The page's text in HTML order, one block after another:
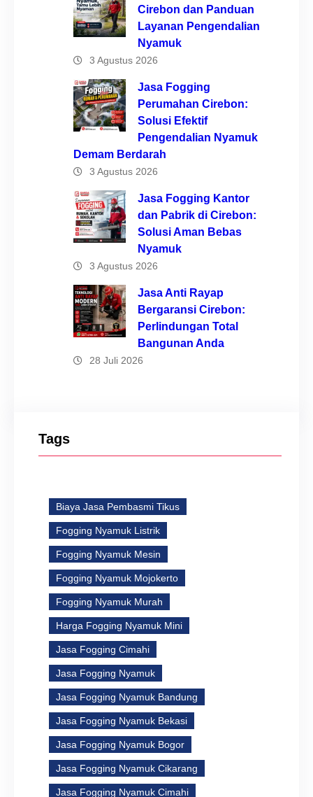
Cirebon dan Panduan
Layanan Pengendalian
Nyamuk
3 Agustus 2026
Jasa Fogging
Perumahan Cirebon:
Solusi Efektif
Pengendalian Nyamuk
Demam Berdarah
3 Agustus 2026
Jasa Fogging Kantor
dan Pabrik di Cirebon:
Solusi Aman Bebas
Nyamuk
3 Agustus 2026
Jasa Anti Rayap
Bergaransi Cirebon:
Perlindungan Total
Bangunan Anda
28 Juli 2026
Tags
Biaya Jasa Pembasmi Tikus
Fogging Nyamuk Listrik
Fogging Nyamuk Mesin
Fogging Nyamuk Mojokerto
Fogging Nyamuk Murah
Harga Fogging Nyamuk Mini
Jasa Fogging Cimahi
Jasa Fogging Nyamuk
Jasa Fogging Nyamuk Bandung
Jasa Fogging Nyamuk Bekasi
Jasa Fogging Nyamuk Bogor
Jasa Fogging Nyamuk Cikarang
Jasa Fogging Nyamuk Cimahi